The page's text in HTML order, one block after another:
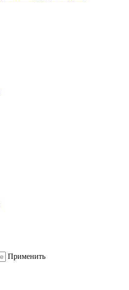
Применить